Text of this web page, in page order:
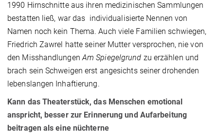
1990 Hirnschnitte aus ihren medizinischen Sammlungen
bestatten ließ, war das individualisierte Nennen von
Namen noch kein Thema. Auch viele Familien schwiegen,
Friedrich Zawrel hatte seiner Mutter versprochen, nie von
den MisshandlungenAm Spiegelgrund zu erzählen und
brach sein Schweigen erst angesichts seiner drohenden
lebenslangen Inhaftierung.
Kann das Theaterstück, das Menschen emotional
anspricht, besser zur Erinnerung und Aufarbeitung
beitragen als eine nüchterne